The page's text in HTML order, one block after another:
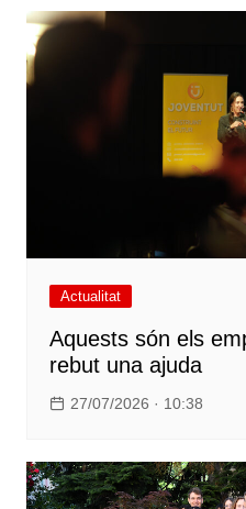
Actualitat
Aquests són els
rebut una ajuda
27/07/2026 · 10:38